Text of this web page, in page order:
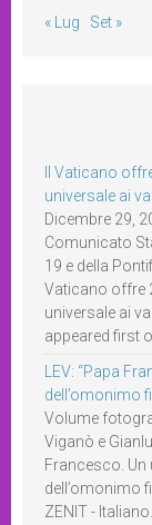
« Lug Set »
Il Vaticano
universale ai
Dicembre 29,
Comunicato
19 e della
Vaticano offre
universale ai
appeared first
LEV: “Papa
dell’omonimo
Volume
Viganò e
Francesco. Un
dell’omonimo
ZENIT - Italiano.